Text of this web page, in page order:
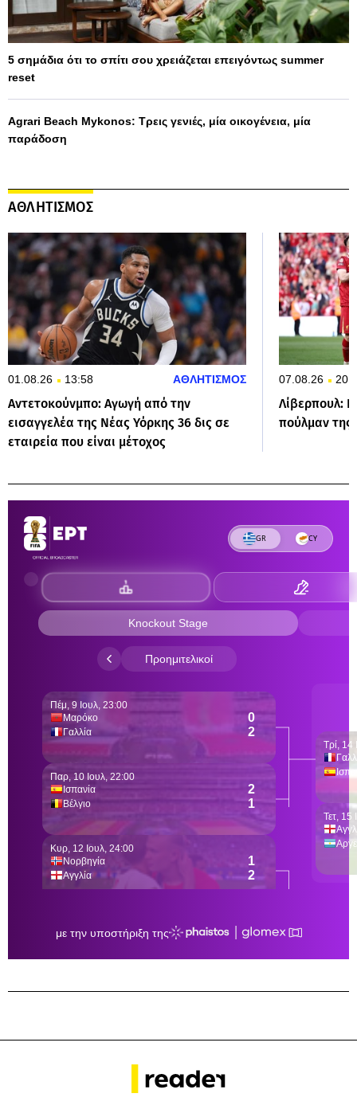
5 σημάδια ότι το σπίτι σου χρειάζεται επειγόντως summer
reset
Agrari Beach Mykonos: Τρεις γενιές, μία οικογένεια, μία
παράδοση
ΑΘΛΗΤΙΣΜΟΣ
01.08.26 13:58 ΑΘΛΗΤΙΣΜΟΣ
Αντετοκούνμπο: Αγωγή από την
εισαγγελέα της Νέας Υόρκης 36 δις σε
εταιρεία που είναι μέτοχος
07.08.26
Λίβερπουλ:
πούλμαν της